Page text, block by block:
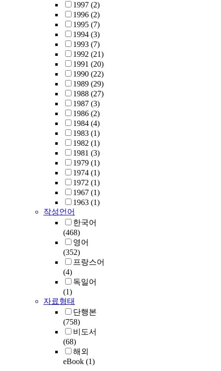
1997 (2)
1996 (2)
1995 (7)
1994 (3)
1993 (7)
1992 (21)
1991 (20)
1990 (22)
1989 (29)
1988 (27)
1987 (3)
1986 (2)
1984 (4)
1983 (1)
1982 (1)
1981 (3)
1979 (1)
1974 (1)
1972 (1)
1967 (1)
1963 (1)
작성언어
한국어
(468)
영어
(352)
프랑스어
(4)
독일어
(1)
자료형태
단행본
(758)
비도서
(68)
해외
eBook (1)